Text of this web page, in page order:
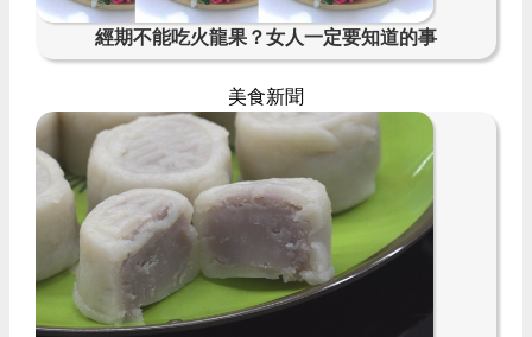
經期不能吃火龍果？女人一定要知道的事
美食新聞